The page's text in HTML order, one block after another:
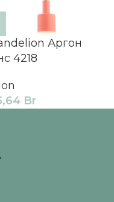
Аргон
4218
Br